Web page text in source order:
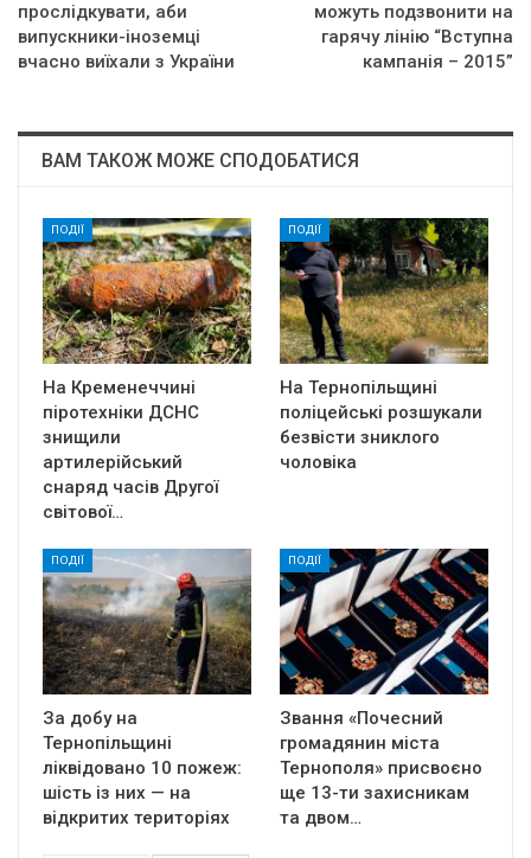
прослідкувати, аби
випускники-іноземці
вчасно виїхали з України
можуть подзвонити на
гapячу лiнiю “Вcтyпнa
кaмпaнiя – 2015”
ВАМ ТАКОЖ МОЖЕ СПОДОБАТИСЯ
ПОДІЇ
На Кременеччині
піротехніки ДСНС
знищили
артилерійський
снаряд часів Другої
світової…
ПОДІЇ
На Тернопільщині
поліцейські розшукали
безвісти зниклого
чоловіка
ПОДІЇ
За добу на
Тернопільщині
ліквідовано 10 пожеж:
шість із них — на
відкритих територіях
ПОДІЇ
Звання «Почесний
громадянин міста
Тернополя» присвоєно
ще 13-ти захисникам
та двом…